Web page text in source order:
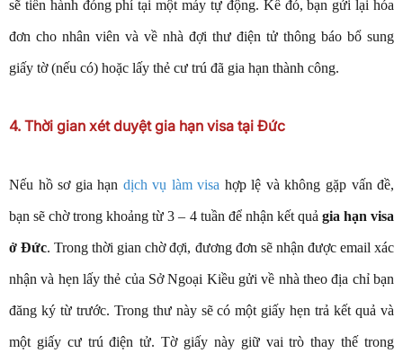
sẽ tiến hành đóng phí tại một máy tự động. Kế đó, bạn gửi lại hóa
đơn cho nhân viên và về nhà đợi thư điện tử thông báo bổ sung
giấy tờ (nếu có) hoặc lấy thẻ cư trú đã gia hạn thành công.
4. Thời gian xét duyệt gia hạn visa tại Đức
Nếu hồ sơ gia hạn dịch vụ làm visa hợp lệ và không gặp vấn đề,
bạn sẽ chờ trong khoảng từ 3 – 4 tuần để nhận kết quả gia hạn visa
ở Đức. Trong thời gian chờ đợi, đương đơn sẽ nhận được email xác
nhận và hẹn lấy thẻ của Sở Ngoại Kiều gửi về nhà theo địa chỉ bạn
đăng ký từ trước. Trong thư này sẽ có một giấy hẹn trả kết quả và
một giấy cư trú điện tử. Tờ giấy này giữ vai trò thay thế trong